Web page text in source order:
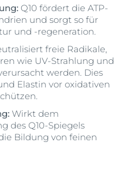
Q10 fördert die ATP-
und sorgt so für
und -regeneration.
freie Radikale,
wie UV-Strahlung und
werden. Dies
Elastin vor oxidativen
Wirkt dem
des Q10-Spiegels
Bildung von feinen